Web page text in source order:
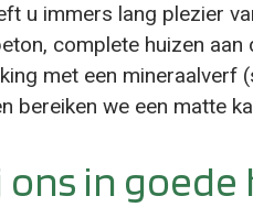
u immers lang plezier
complete huizen
met een
bereiken we een matte
ons in goede